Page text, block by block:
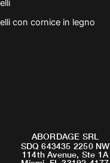
con cornice in legno
ABORDAGE SRL
SDQ 643435 2250 NW
114th Avenue, Ste 1A